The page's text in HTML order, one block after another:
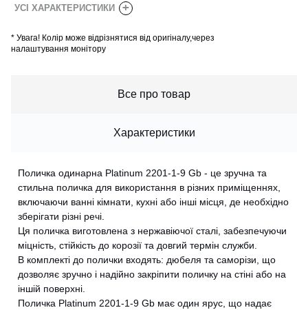
УСІ ХАРАКТЕРИСТИКИ +
* Увага! Колір може відрізнятися від оригіналу,через
налаштування монітору
Все про товар
Характеристики
Поличка одинарна Platinum 2201-1-9 Gb - це зручна та
стильна поличка для використання в різних приміщеннях,
включаючи ванні кімнати, кухні або інші місця, де необхідно
зберігати різні речі.
Ця поличка виготовлена з нержавіючої сталі, забезпечуючи
міцність, стійкість до корозії та довгий термін служби.
В комплекті до полички входять: дюбеля та саморізи, що
дозволяє зручно і надійно закріпити поличку на стіні або на
іншій поверхні.
Поличка Platinum 2201-1-9 Gb має один ярус, що надає